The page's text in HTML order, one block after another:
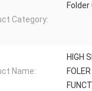
Category:
Name:
HIGH